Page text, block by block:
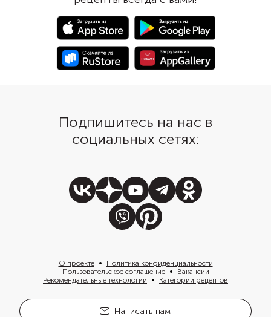
мясу хорошо пропитаться
маринадом. Тогда оно получится
особенно сочным и вкусным.
свинина выделит
жидкости, останется
готовое блюдо
аппетитнее и
Подпишитесь на нас в
социальных сетях:
О проекте
Политика конфиденциальности
Пользовательское соглашение
Вакансии
Рекомендательные технологии
Категории рецептов
Написать нам